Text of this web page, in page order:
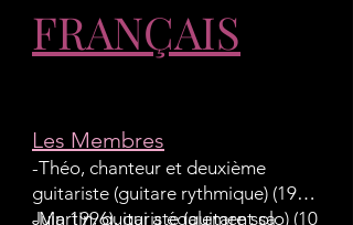
FRANÇAIS
Les Membres
-Théo, chanteur et deuxième
guitariste (guitare rythmique) (19
Juin 1996), qui a également sa
-Martin, guitariste (guitare solo) (10